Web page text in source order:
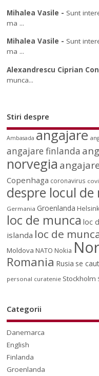
Mihalea Vasile - Sunt
ma ...
Mihalea Vasile - Sunt
ma ...
Alexandrescu Ciprian
munca...
Stiri despre
Ambasada angajare
angajare finlanda
norvegia
Copenhaga coronavirus
despre locul de
Germania Groenlanda
loc de munca loc
islanda loc de
Moldova NATO Nokia
Romania Rusia se
personal curatenie Stockholm
Categorii
Danemarca
English
Finlanda
Groenlanda